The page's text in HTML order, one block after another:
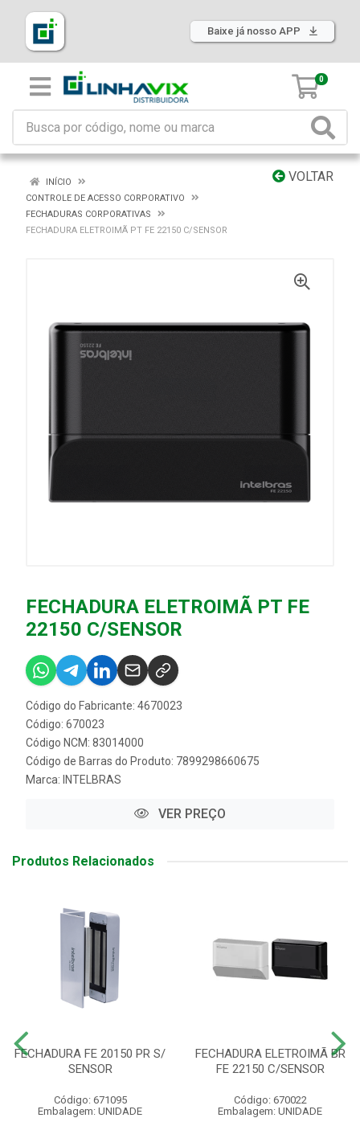
Baixe já nosso APP
0
VOLTAR
INÍCIO
CONTROLE DE ACESSO CORPORATIVO
FECHADURAS CORPORATIVAS
FECHADURA ELETROIMÃ PT FE 22150 C/SENSOR
FECHADURA ELETROIMÃ PT FE
22150 C/SENSOR
Código do Fabricante: 4670023
Código: 670023
Código NCM: 83014000
Código de Barras do Produto: 7899298660675
Marca: INTELBRAS
VER PREÇO
Produtos Relacionados
FECHADURA FE 20150 PR S/
SENSOR
Código: 671095
Embalagem: UNIDADE
FECHADURA ELETROIMÃ BR
FE 22150 C/SENSOR
Código: 670022
Embalagem: UNIDADE